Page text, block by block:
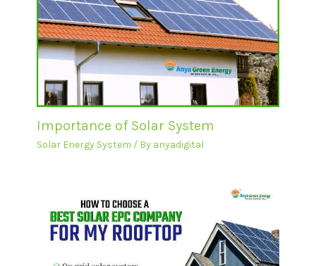
Importance of Solar System
Solar Energy System / By anyadigital